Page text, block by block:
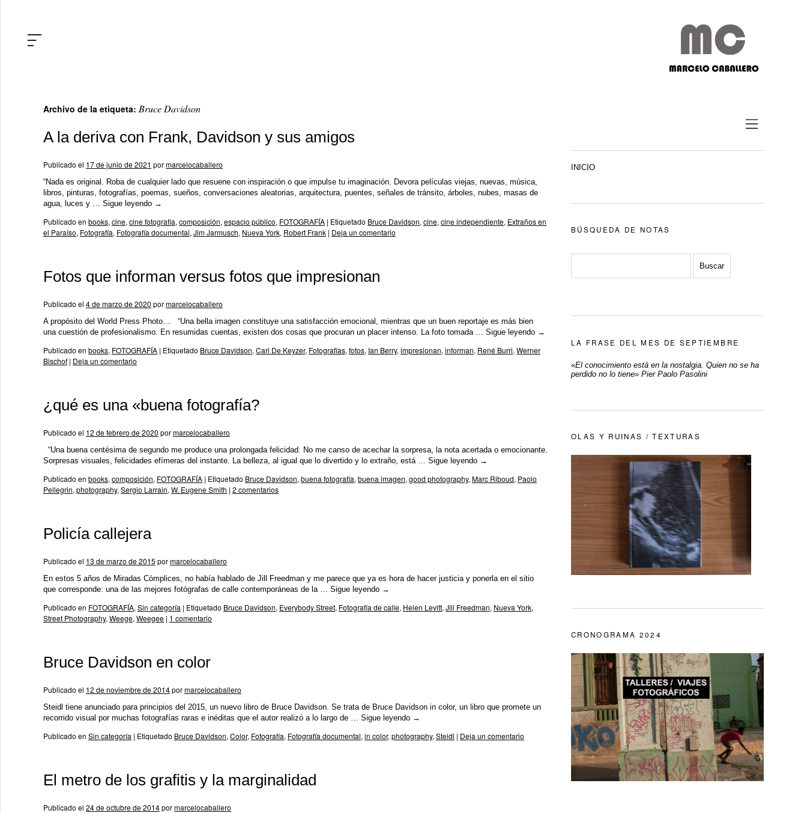
Archivo de la etiqueta: Bruce Davidson
A la deriva con Frank, Davidson y sus amigos
Publicado el 17 de junio de 2021 pormarcelocaballero
“Nada es original. Roba de cualquier lado que resuene con inspiración o que impulse tu imaginación. Devora películas viejas, nuevas, música,
libros, pinturas, fotografías, poemas, sueños, conversaciones aleatorias, arquitectura, puentes, señales de tránsito, árboles, nubes, masas de
agua, luces y … Sigue leyendo →
Publicado en books, cine, cine fotografía, composición, espacio público, FOTOGRAFÍA | Etiquetado Bruce Davidson, cine, cine independiente, Extraños en
el Paraíso, Fotografía, Fotografía documental, Jim Jarmusch, Nueva York, Robert Frank | Deja un comentario
Fotos que informan versus fotos que impresionan
Publicado el 4 de marzo de 2020 pormarcelocaballero
A propósito del World Press Photo… “Una bella imagen constituye una satisfacción emocional, mientras que un buen reportaje es más bien
una cuestión de profesionalismo. En resumidas cuentas, existen dos cosas que procuran un placer intenso. La foto tomada … Sigue leyendo →
Publicado en books, FOTOGRAFÍA | Etiquetado Bruce Davidson, Carl De Keyzer, Fotografías, fotos, Ian Berry, impresionan, informan, René Burri, Werner
Bischof | Deja un comentario
¿qué es una «buena fotografía?
Publicado el 12 de febrero de 2020 pormarcelocaballero
“Una buena centésima de segundo me produce una prolongada felicidad. No me canso de acechar la sorpresa, la nota acertada o emocionante.
Sorpresas visuales, felicidades efímeras del instante. La belleza, al igual que lo divertido y lo extraño, está … Sigue leyendo →
Publicado en books, composición, FOTOGRAFÍA | Etiquetado Bruce Davidson, buena fotografía, buena imagen, good photography, Marc Riboud, Paolo
Pellegrin, photography, Sergio Larrain, W. Eugene Smith | 2 comentarios
Policía callejera
Publicado el 13 de marzo de 2015 pormarcelocaballero
En estos 5 años de Miradas Cómplices, no había hablado de Jill Freedman y me parece que ya es hora de hacer justicia y ponerla en el sitio
que corresponde: una de las mejores fotógrafas de calle contemporáneas de la … Sigue leyendo →
Publicado en FOTOGRAFÍA, Sin categoría | Etiquetado Bruce Davidson, Everybody Street, Fotografía de calle, Helen Levitt, Jill Freedman, Nueva York,
Street Photography, Weege, Weegee | 1 comentario
Bruce Davidson en color
Publicado el 12 de noviembre de 2014pormarcelocaballero
Steidl tiene anunciado para principios del 2015, un nuevo libro de Bruce Davidson. Se trata de Bruce Davidson in color, un libro que promete un
recorrido visual por muchas fotografías raras e inéditas que el autor realizó a lo largo de … Sigue leyendo →
Publicado en Sin categoría | Etiquetado Bruce Davidson, Color, Fotografía, Fotografía documental, in color, photography, Steidl | Deja un comentario
El metro de los grafitis y la marginalidad
Publicado el 24 de octubre de 2014pormarcelocaballero
INICIO
BÚSQUEDA DE NOTAS
LA FRASE DEL MES DE SEPTIEMBRE
«El conocimiento está en la nostalgia. Quien no se ha
perdido no lo tiene» Pier Paolo Pasolini
OLAS Y RUINAS / TEXTURAS
CRONOGRAMA 2024